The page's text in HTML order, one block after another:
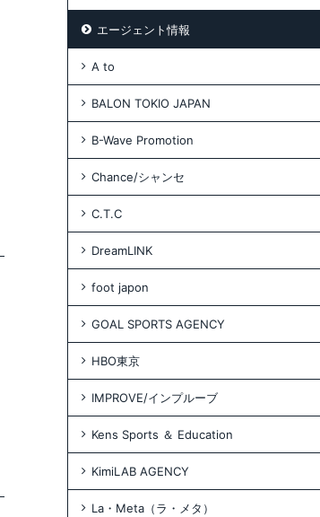
エージェント情報
A to
BALON TOKIO JAPAN
B-Wave Promotion
Chance/シャンセ
C.T.C
DreamLINK
foot japon
GOAL SPORTS AGENCY
HBO東京
IMPROVE/インプルーブ
Kens Sports ＆ Education
KimiLAB AGENCY
La・Meta（ラ・メタ）